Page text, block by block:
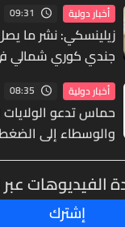
أخبار دولية 09:31
جندي كوري شمالي
أخبار دولية 08:35
حماس تدعو
والوسطاء إلى
لإلزامه بخطة غزة
عبر
إشترك